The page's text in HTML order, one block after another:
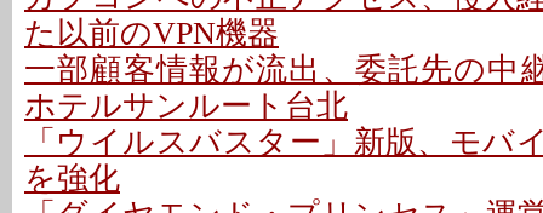
た以前のVPN機器
一部顧客情報が流出、委託先の中
ホテルサンルート台北
「ウイルスバスター」新版、モバ
を強化